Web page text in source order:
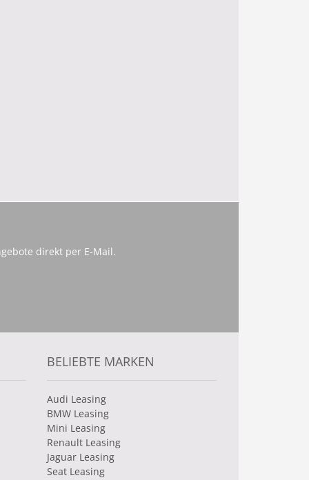
direkt per E-Mail.
BELIEBTE MARKEN
Audi Leasing
BMW Leasing
Mini Leasing
Renault Leasing
Jaguar Leasing
Seat Leasing